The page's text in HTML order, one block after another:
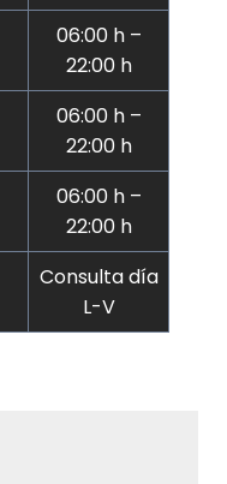
06:00 h –
22:00 h
06:00 h –
22:00 h
06:00 h –
22:00 h
Consulta día
L-V